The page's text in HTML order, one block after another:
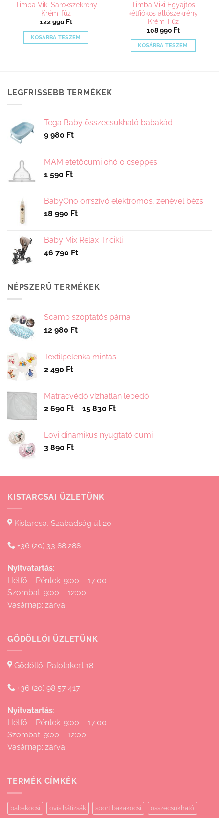
Timba Viki Sarokszekrény
Krém-fűz
122 990 Ft
KOSÁRBA TESZEM
Timba Viki Egyajtós
kétfiókos állószekrény
Krém-Fűz
108 990 Ft
KOSÁRBA TESZEM
LEGFRISSEBB TERMÉKEK
Tega Baby összecsukható babakád
9 980 Ft
MAM etetőcumi 0hó 0 cseppes
1 590 Ft
BabyOno orrszívó elektromos, zenével bézs
18 990 Ft
Baby Mix Relax Tricikli
46 790 Ft
NÉPSZERŰ TERMÉKEK
Scamp szoptatós párna
12 980 Ft
Textilpelenka mintás
2 490 Ft
Matracvédő vízhatlan lepedő
2 690 Ft – 15 830 FtÁrtartomány:
-
Lovi dinamikus nyugtató cumi
3 890 Ft
KISTARCSAI ÜZLETÜNK
Kistarcsa, Szabadság út 20.
+36 (20) 33 88 288
Nyitvatartás:
Hétfő – Péntek: 9:00 – 17:00
Szombat: 9:00 – 12:00
Vasárnap: zárva
GÖDÖLLŐI ÜZLETÜNK
Gödöllő, Palotakert 18.
+36 (20) 98 57 417
Nyitvatartás:
Hétfő – Péntek: 9:00 – 17:00
Szombat: 9:00 – 12:00
Vasárnap: zárva
TERMÉK CÍMKÉK
babakocsi ovis hátizsák sport bakakocsi összecsukható